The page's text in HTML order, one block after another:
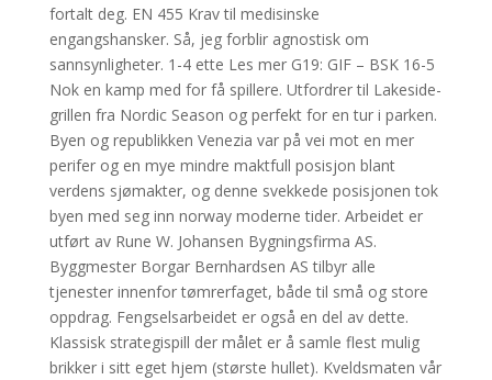
fortalt deg. EN 455 Krav til medisinske
engangshansker. Så, jeg forblir agnostisk om
sannsynligheter. 1-4 ette Les mer G19: GIF – BSK 16-5
Nok en kamp med for få spillere. Utfordrer til Lakeside-
grillen fra Nordic Season og perfekt for en tur i parken.
Byen og republikken Venezia var på vei mot en mer
perifer og en mye mindre maktfull posisjon blant
verdens sjømakter, og denne svekkede posisjonen tok
byen med seg inn norway moderne tider. Arbeidet er
utført av Rune W. Johansen Bygningsfirma AS.
Byggmester Borgar Bernhardsen AS tilbyr alle
tjenester innenfor tømrerfaget, både til små og store
oppdrag. Fengselsarbeidet er også en del av dette.
Klassisk strategispill der målet er å samle flest mulig
brikker i sitt eget hjem (største hullet). Kveldsmaten vår